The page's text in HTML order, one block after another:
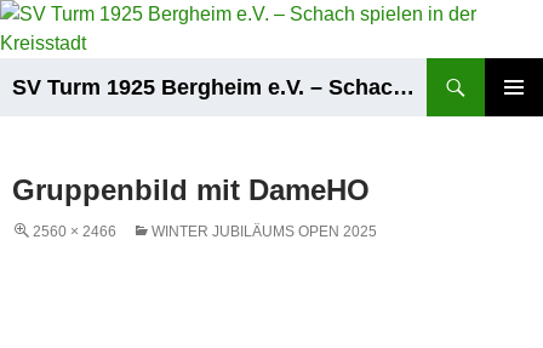
Zum
Inhalt
SV Turm 1925 Bergheim e.V. – Schach spielen in der Kreisstadt
Gruppenbild mit DameHO
2560 × 2466 WINTER JUBILÄUMS OPEN 2025